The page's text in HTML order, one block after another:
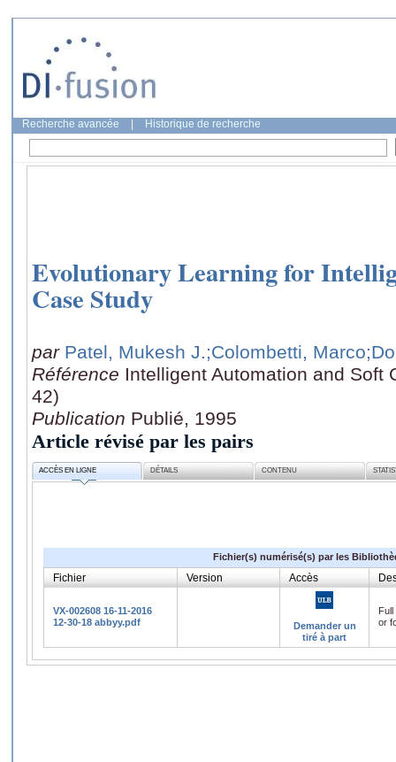
Recherche avancée Historique de recherche
Evolutionary Learning for
Case Study
par Patel, Mukesh J.;Colombetti, Marco
Référence Intelligent Automation and Soft
42)
Publication Publié, 1995
Article révisé par les pairs
ACCÈS EN LIGNE DÉTAILS CONTENU
Fichier(s) numérisé(s) par les
Fichier Version Accès
VX-002608 16-11-2016
12-30-18 abbyy.pdf
Demander un
tiré à part
or